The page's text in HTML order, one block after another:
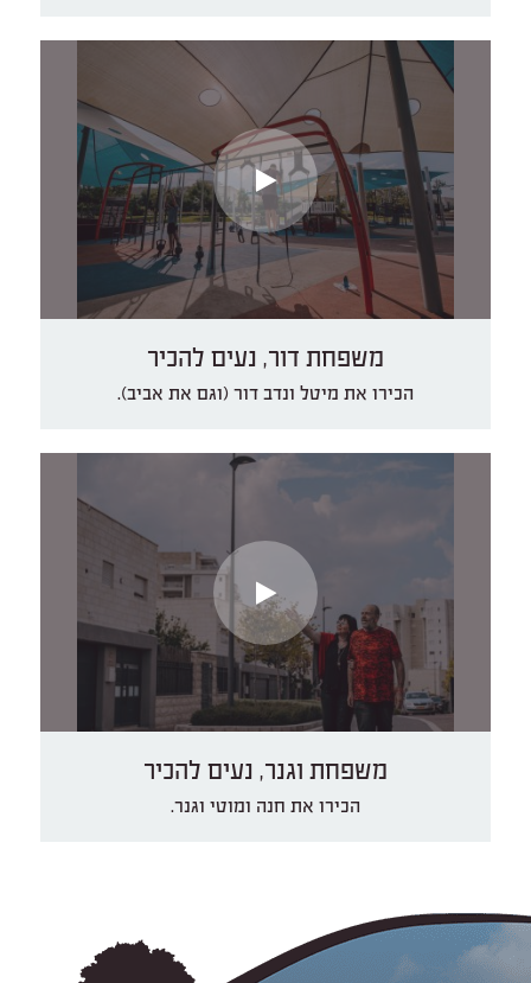
משפחת דור, נעים להכיר
הכירו את מיטל ונדב דור (וגם את אביב).
משפחת וגנר, נעים להכיר
הכירו את חנה ומוטי וגנר.